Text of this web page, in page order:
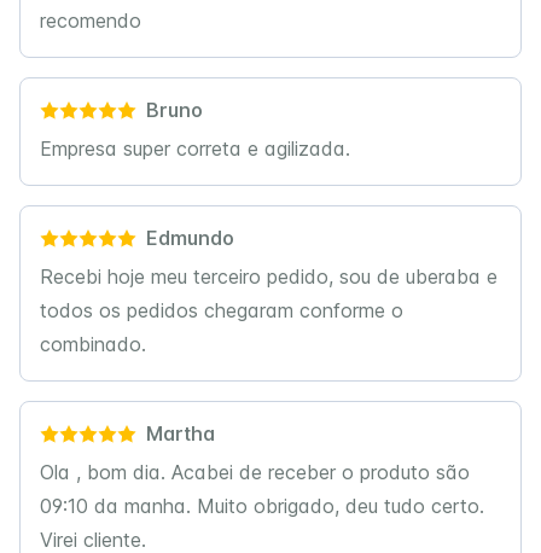
recomendo
Bruno
Empresa super correta e agilizada.
Edmundo
Recebi hoje meu terceiro pedido, sou de uberaba e
todos os pedidos chegaram conforme o
combinado.
Martha
Ola , bom dia. Acabei de receber o produto são
09:10 da manha. Muito obrigado, deu tudo certo.
Virei cliente.